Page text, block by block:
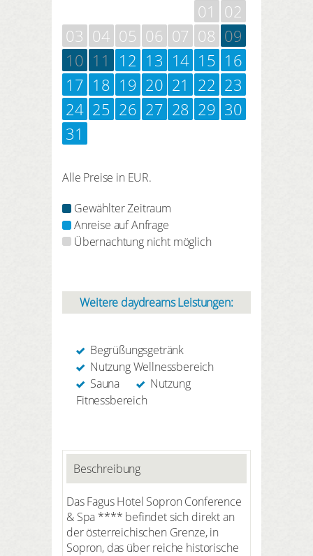
01
02
03 04 05 06 07 08 09
10 11 12 13 14 15 16
17 18 19 20 21 22 23
24 25 26 27 28 29 30
31
Alle Preise in EUR.
Gewählter Zeitraum
Anreise auf Anfrage
Übernachtung nicht möglich
Weitere daydreams Leistungen:
Begrüßungsgetränk
Nutzung Wellnessbereich
Sauna
Nutzung
Fitnessbereich
Beschreibung
Das Fagus Hotel Sopron Conference
& Spa **** befindet sich direkt an
der österreichischen Grenze, in
Sopron, das über reiche historische